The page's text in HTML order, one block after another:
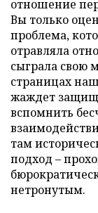
отношение
Вы только
проблема,
отравляла
сыграла свою
страницах
жаждет
вспомнить
там
подход –
нетронутым.